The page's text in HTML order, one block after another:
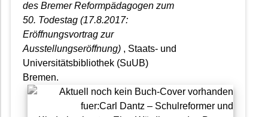
des Bremer Reformpädagogen zum
50. Todestag (17.8.2017:
Eröffnungsvortrag zur
Ausstellungseröffnung) , Staats- und
Universitätsbibliothek (SuUB)
Bremen.